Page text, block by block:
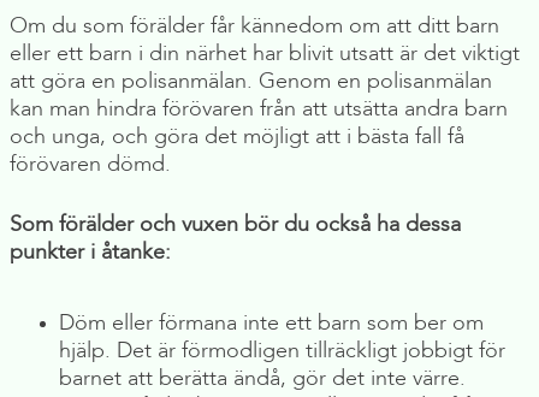
Om du som förälder får kännedom om att ditt barn
eller ett barn i din närhet har blivit utsatt är det viktigt
att göra en polisanmälan. Genom en polisanmälan
kan man hindra förövaren från att utsätta andra barn
och unga, och göra det möjligt att i bästa fall få
förövaren dömd.
Som förälder och vuxen bör du också ha dessa
punkter i åtanke:
Döm eller förmana inte ett barn som ber om
hjälp. Det är förmodligen tillräckligt jobbigt för
barnet att berätta ändå, gör det inte värre.